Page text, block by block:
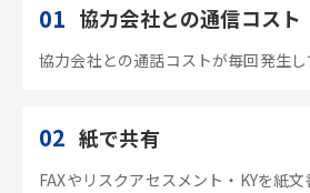
01 協力会社との通信コスト
協力会社との通話コストが毎回発生し
02 紙で共有
FAXやリスクアセスメント・KYを紙